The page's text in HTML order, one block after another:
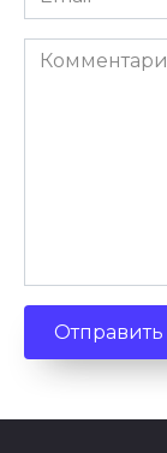
*
Комментарий